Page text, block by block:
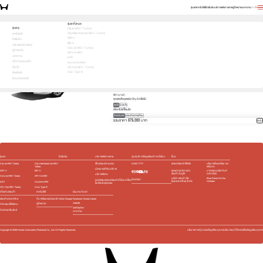
รุ่นรถเทคโนโลยีโปรโมชันบริการหลังการขายผู้จำหน่ายบทความENTH
รุ่นรถ
เทคโนโลยี
โปรโมชัน
บริการหลังการขาย
ผู้จำหน่าย
บทความ
เกี่ยวกับฮอนด้า
อื่นๆ
ติดต่อเรา
ร่วมงานกับเรา
รุ่นรถทั้งหมด
City (e:HEV / Turbo)
City Hatchback (e:HEV / Turbo)
WR-V
BR-V
Civic (e:HEV / Turbo)
HR-V e:HEV
e:N1
Accord e:HEV
CR-V (e:HEV / Turbo)
Civic Type R
บอกสิ่งที่สนใจ เพื่อรับโปรตรงใจคุณ
3
สีดำ เบาะผ้า
คุณสนใจชุดแต่ง City S หรือไม่
สนใจ ไม่สนใจ
เลือกโปรที่โดนใจ
ชำระเงินสด ผ่อนชำระรายเดือน
รวมราคา 575,000 บาท ถัดไป
รุ่นรถ
City (e:HEV / Turbo)
City Hatchback (e:HEV /
Turbo)
WR-V
BR-V
Civic (e:HEV / Turbo)
HR-V e:HEV
e:N1
Accord e:HEV
CR-V (e:HEV / Turbo)
Civic Type R
โปรโมชัน
บริการหลังการขาย
เช็กรถยนต์ตามระยะ
นัดหมายเข้ารับบริการ
บริการพิเศษ
ตรวจสอบรถยนต์ฮอนด้าที่ต้อง เปลี่ยน
ชิ้นส่วนในชุดถุงลม
ศูนย์บริการข้อมูลฮอนด้า 24 ชั่วโมง
0 2341 7777
ติดต่อเรา
อื่นๆ
รถยนต์ฮอนด้าใช้แล้ว
นโยบายสิ่งแวดล้อม และ
พลังงาน
ชุดอุปกรณ์ตกแต่ง​
ฮอนด้า โมดูโล
มาตรฐานผลิตภัณฑ์
ฉลากเขียว
บริษัท ฮอนด้า ลีส
ซิ่ง(ประเทศไทย) จำกัด
Blue Skies For Our
Children
เกี่ยวกับฮอนด้า
ฮอนด้าประเทศไทย
กิจกรรมเพื่อสังคม
ข่าวประชาสัมพันธ์
เทคโนโลยี
ที่มาพร้อมแอปและบริการของ Google
ผู้จำหน่าย
ร่วมงานกับเรา
Facebook Honda Career
Jobsdb
JobTopGun
บทความ
Copyright ©2026Honda Automobile (Thailand) Co., Ltd. All Rights Reserved. นโยบายการคุ้มครองข้อมูลส่วนบุคคลนโยบายคุกกี้ติดต่อเรื่องข้อมูลส่วนบุคคล